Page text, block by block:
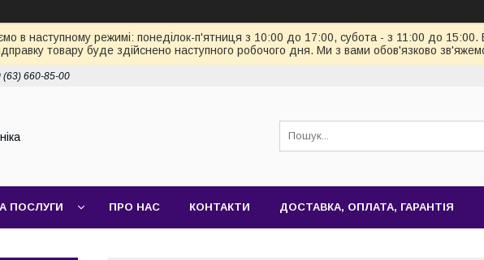
в наступному режимі: понеділок-п'ятниця з 10:00 до 17:00, субота - з 11:00 до 15:00.
товару буде здійснено наступного робочого дня. Ми з вами обов'язково
(63) 660-85-00
ПОСЛУГИ ПРО НАС КОНТАКТИ ДОСТАВКА, ОПЛАТА, ГАРАНТІЯ